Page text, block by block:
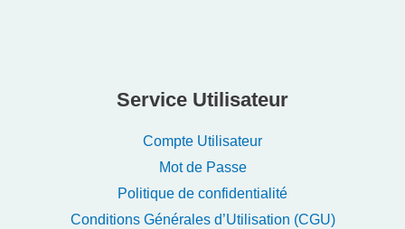
Service Utilisateur
Compte Utilisateur
Mot de Passe
Politique de confidentialité
Conditions Générales d’Utilisation (CGU)